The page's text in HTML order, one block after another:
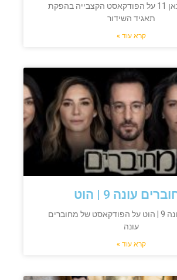
הקצבייה | כאן 11 על הפודקאסט הקצבייה בהפקת
תאגיד השידור
קרא עוד »
עונה 9 | הוט
מחוברים עונה 9 | הוט על הפודקאסט של מחוברים
עונה
קרא עוד »